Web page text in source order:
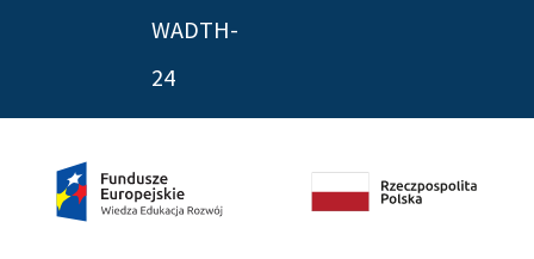
WADTH-
24